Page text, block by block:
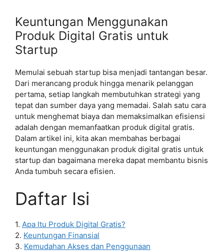
Keuntungan Menggunakan
Produk Digital Gratis untuk
Startup
Memulai sebuah startup bisa menjadi tantangan besar.
Dari merancang produk hingga menarik pelanggan
pertama, setiap langkah membutuhkan strategi yang
tepat dan sumber daya yang memadai. Salah satu cara
untuk menghemat biaya dan memaksimalkan efisiensi
adalah dengan memanfaatkan produk digital gratis.
Dalam artikel ini, kita akan membahas berbagai
keuntungan menggunakan produk digital gratis untuk
startup dan bagaimana mereka dapat membantu bisnis
Anda tumbuh secara efisien.
Daftar Isi
1. Apa Itu Produk Digital Gratis?
2. Keuntungan Finansial
3. Kemudahan Akses dan Penggunaan